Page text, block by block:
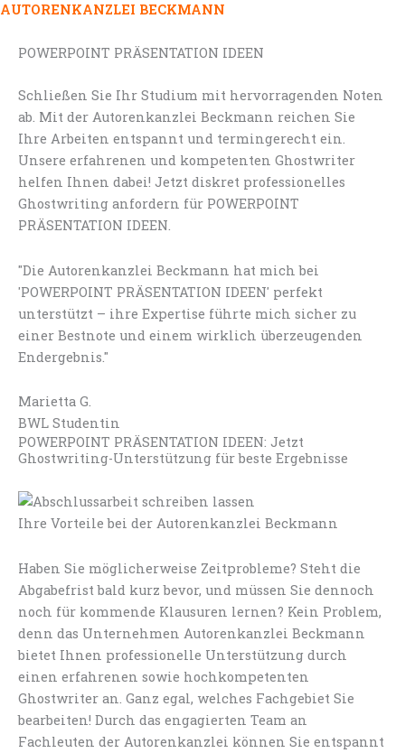
AUTORENKANZLEI BECKMANN
POWERPOINT PRÄSENTATION IDEEN
Schließen Sie Ihr Studium mit hervorragenden Noten
ab. Mit der Autorenkanzlei Beckmann reichen Sie
Ihre Arbeiten entspannt und termingerecht ein.
Unsere erfahrenen und kompetenten Ghostwriter
helfen Ihnen dabei! Jetzt diskret professionelles
Ghostwriting anfordern für POWERPOINT
PRÄSENTATION IDEEN.
"Die Autorenkanzlei Beckmann hat mich bei
'POWERPOINT PRÄSENTATION IDEEN' perfekt
unterstützt – ihre Expertise führte mich sicher zu
einer Bestnote und einem wirklich überzeugenden
Endergebnis."
Marietta G.
BWL Studentin
POWERPOINT PRÄSENTATION IDEEN: Jetzt
Ghostwriting-Unterstützung für beste Ergebnisse
Ihre Vorteile bei der Autorenkanzlei Beckmann
Haben Sie möglicherweise Zeitprobleme? Steht die
Abgabefrist bald kurz bevor, und müssen Sie dennoch
noch für kommende Klausuren lernen? Kein Problem,
denn das Unternehmen Autorenkanzlei Beckmann
bietet Ihnen professionelle Unterstützung durch
einen erfahrenen sowie hochkompetenten
Ghostwriter an. Ganz egal, welches Fachgebiet Sie
bearbeiten! Durch das engagierten Team an
Fachleuten der Autorenkanzlei können Sie entspannt